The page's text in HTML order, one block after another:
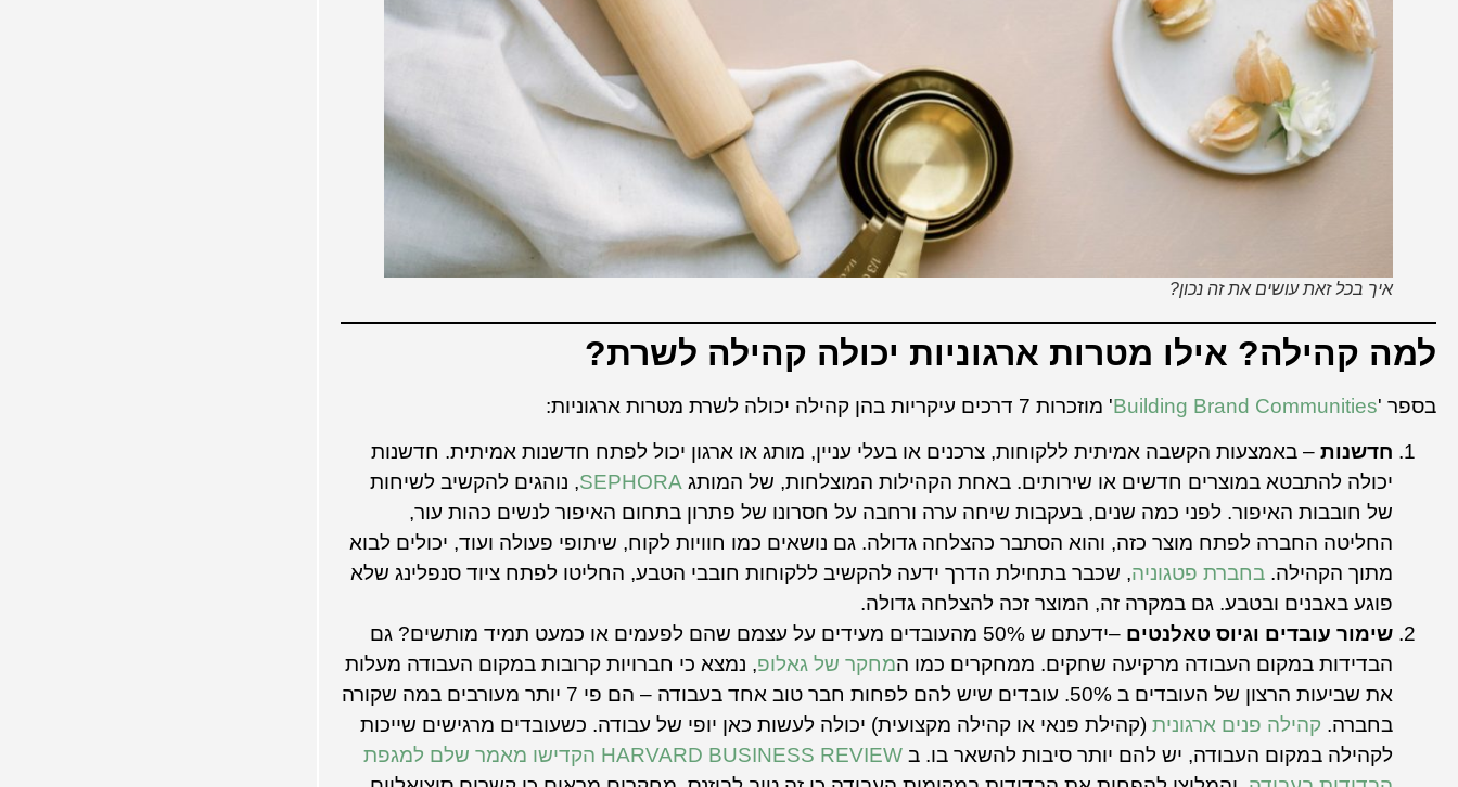
איך בכל זאת עושים את זה נכון?
למה קהילה? אילו מטרות ארגוניות יכולה קהילה לשרת?
בספר 'Building Brand Communities' מוזכרות 7 דרכים עיקריות בהן קהילה יכולה לשרת מטרות ארגוניות:
חדשנות – באמצעות הקשבה אמיתית ללקוחות, צרכנים או בעלי עניין, מותג או ארגון יכול לפתח חדשנות אמיתית. חדשנות
יכולה להתבטא במוצרים חדשים או שירותים. באחת הקהילות המוצלחות, של המותג SEPHORA, נוהגים להקשיב לשיחות
של חובבות האיפור. לפני כמה שנים, בעקבות שיחה ערה ורחבה על חסרונו של פתרון בתחום האיפור לנשים כהות עור,
החליטה החברה לפתח מוצר כזה, והוא הסתבר כהצלחה גדולה. גם נושאים כמו חוויות לקוח, שיתופי פעולה ועוד, יכולים לבוא
מתוך הקהילה. בחברת פטגוניה, שכבר בתחילת הדרך ידעה להקשיב ללקוחות חובבי הטבע, החליטו לפתח ציוד סנפלינג שלא
פוגע באבנים ובטבע. גם במקרה זה, המוצר זכה להצלחה גדולה.
שימור עובדים וגיוס טאלנטים
–ידעתם ש 50% מהעובדים מעידים על עצמם שהם לפעמים או כמעט תמיד מותשים? גם
הבדידות במקום העבודה מרקיעה שחקים. ממחקרים כמו המחקר של גאלופ, נמצא כי חברויות קרובות במקום העבודה מעלות
את שביעות הרצון של העובדים ב 50%. עובדים שיש להם לפחות חבר טוב אחד בעבודה – הם פי 7 יותר מעורבים במה שקורה
בחברה. קהילה פנים ארגונית (קהילת פנאי או קהילה מקצועית) יכולה לעשות כאן יופי של עבודה. כשעובדים מרגישים שייכות
לקהילה במקום העבודה, יש להם יותר סיבות להשאר בו. ב
HARVARD BUSINESS REVIEW הקדישו מאמר שלם למגפת